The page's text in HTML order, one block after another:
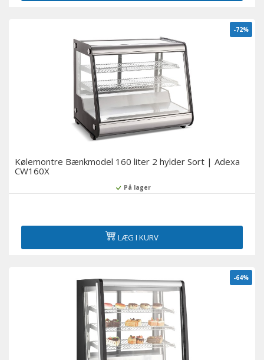
-72%
Kølemontre Bænkmodel 160 liter 2 hylder Sort | Adexa
CW160X
På lager
LÆG I KURV
-64%